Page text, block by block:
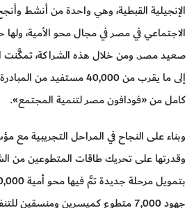
الإنجيلية القبطية، وهي واحدة من أنشط
الاجتماعي في مصر في مجال محو الأمية،
صعيد مصر. ومن خلال هذه الشراكة،
إلى ما يقرب من 40,000
كامل من «فودافون مصر لتنمية المجتمع».
وبناء على النجاح في المراحل التجريبية مع
وقدرتها على تحريك طاقات المتطوعين من
جهود 7,000 متطوع كميسرين ومنسقين للتنفيذ.